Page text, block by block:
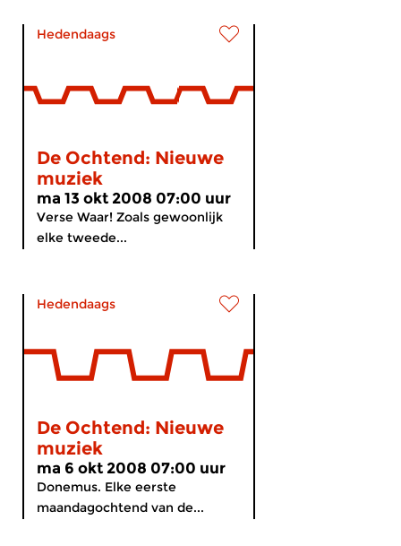
Hedendaags
De Ochtend: Nieuwe
muziek
ma 13 okt 2008 07:00 uur
Verse Waar! Zoals gewoonlijk
elke tweede...
Hedendaags
De Ochtend: Nieuwe
muziek
ma 6 okt 2008 07:00 uur
Donemus. Elke eerste
maandagochtend van de...